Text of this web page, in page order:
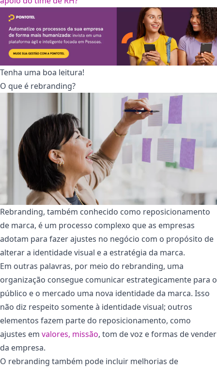
Tenha uma boa leitura!
O que é rebranding?
Rebranding, também conhecido como reposicionamento
de marca, é um processo complexo que as empresas
adotam para fazer ajustes no negócio com o propósito de
alterar a identidade visual e a estratégia da marca.
Em outras palavras, por meio do rebranding, uma
organização consegue comunicar estrategicamente para o
público e o mercado uma nova identidade da marca. Isso
não diz respeito somente à identidade visual; outros
elementos fazem parte do reposicionamento, como
ajustes em valores, missão, tom de voz e formas de vender
da empresa.
O rebranding também pode incluir melhorias de